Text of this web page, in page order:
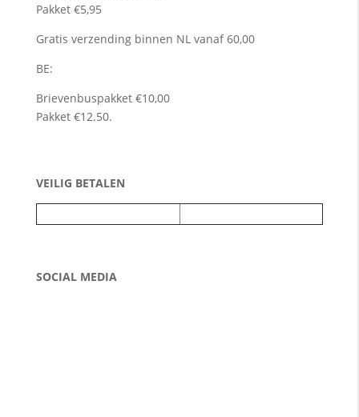
Pakket €5,95
Gratis verzending binnen NL vanaf 60,00
BE:
Brievenbuspakket €10,00
Pakket €12.50.
VEILIG BETALEN
SOCIAL MEDIA